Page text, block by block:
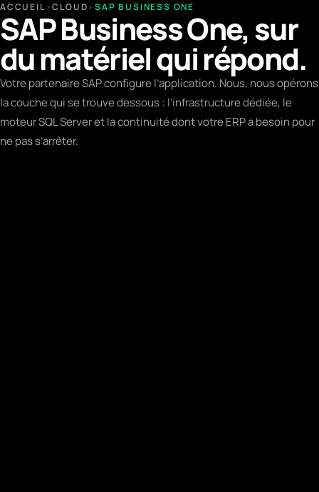
ACCUEIL ›CLOUD›SAP BUSINESS ONE
SAP Business One, sur
du matériel qui répond.
Votre partenaire SAP configure l’application. Nous, nous opérons
la couche qui se trouve dessous : l’infrastructure dédiée, le
moteur SQL Server et la continuité dont votre ERP a besoin pour
ne pas s’arrêter.